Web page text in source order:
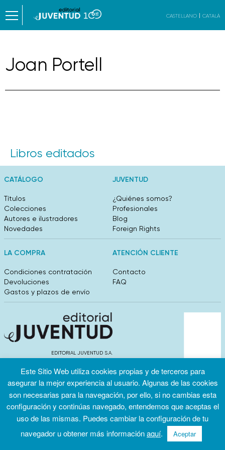
CASTELLANO CATALÀ
Joan Portell
Libros editados
CATÁLOGO
Títulos
Colecciones
Autores e ilustradores
Novedades
JUVENTUD
¿Quiénes somos?
Profesionales
Blog
Foreign Rights
LA COMPRA
Condiciones contratación
Devoluciones
Gastos y plazos de envío
ATENCIÓN CLIENTE
Contacto
FAQ
EDITORIAL JUVENTUD S.A.
info@editorialjuventud.es
Condiciones
Política de
privacidad
Política de
Este Sitio Web utiliza cookies propias y de terceros para
asegurar la mejor experiencia al usuario. Algunas de las cookies
son necesarias para la navegación, por ello, si no cambias esta
configuración y continúas navegado, entendemos que aceptas el
uso de las mismas. Puedes cambiar la configuración de tu
navegador u obtener más informaciónaquí. Aceptar